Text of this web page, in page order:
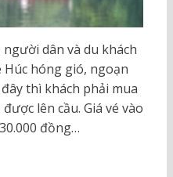
dân và du khách
hóng gió, ngoạn
thì khách phải mua
lên cầu. Giá vé vào
đồng…